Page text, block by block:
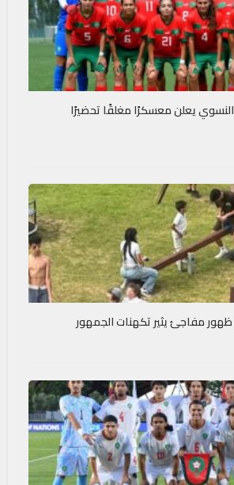
يعلن معسكرًا مغلقًا تحضيرًا
مفاجئ يثير تكهنات الجمهور